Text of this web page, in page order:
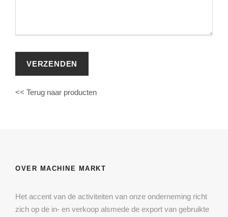
<< Terug naar producten
OVER MACHINE MARKT
Het accent van de activiteiten van onze onderneming richt
zich op de in- en verkoop alsmede de export van gebruikte